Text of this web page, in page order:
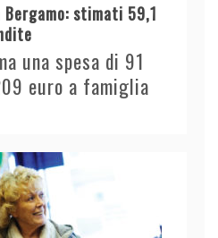
stimati 59,1
una spesa di 91
euro a famiglia